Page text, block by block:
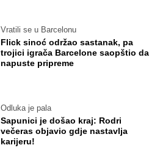
Vratili se u Barcelonu
Flick sinoć održao sastanak, pa
trojici igrača Barcelone saopštio da
napuste pripreme
Odluka je pala
Sapunici je došao kraj: Rodri
večeras objavio gdje nastavlja
karijeru!